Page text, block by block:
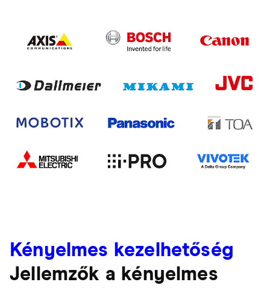
Kényelmes kezelhetőség
Jellemzők a kényelmes